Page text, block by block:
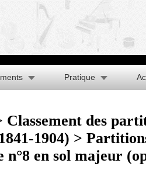
Pratique
Classement des
1904) >
n°8 en sol majeur